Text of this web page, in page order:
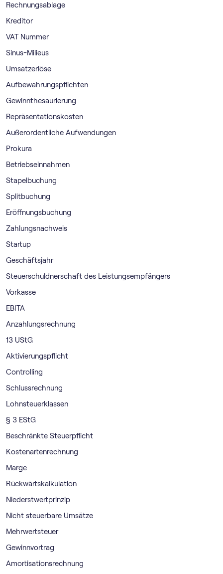
Rechnungsablage
Kreditor
VAT Nummer
Sinus-Milieus
Umsatzerlöse
Aufbewahrungspflichten
Gewinnthesaurierung
Repräsentationskosten
Außerordentliche Aufwendungen
Prokura
Betriebseinnahmen
Stapelbuchung
Splitbuchung
Eröffnungsbuchung
Zahlungsnachweis
Startup
Geschäftsjahr
Steuerschuldnerschaft des Leistungsempfängers
Vorkasse
EBITA
Anzahlungsrechnung
13 UStG
Aktivierungspflicht
Controlling
Schlussrechnung
Lohnsteuerklassen
§ 3 EStG
Beschränkte Steuerpflicht
Kostenartenrechnung
Marge
Rückwärtskalkulation
Niederstwertprinzip
Nicht steuerbare Umsätze
Mehrwertsteuer
Gewinnvortrag
Amortisationsrechnung